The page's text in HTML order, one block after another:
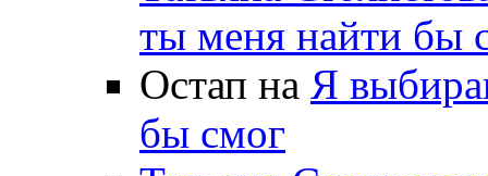
ты меня найти бы
Остап на Я
бы смог